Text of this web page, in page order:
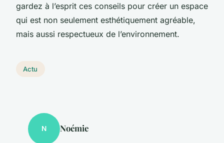
gardez à l’esprit ces conseils pour créer un espace
qui est non seulement esthétiquement agréable,
mais aussi respectueux de l’environnement.
Actu
N Noémie